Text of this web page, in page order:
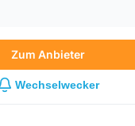
Zum Anbieter
Wechselwecker